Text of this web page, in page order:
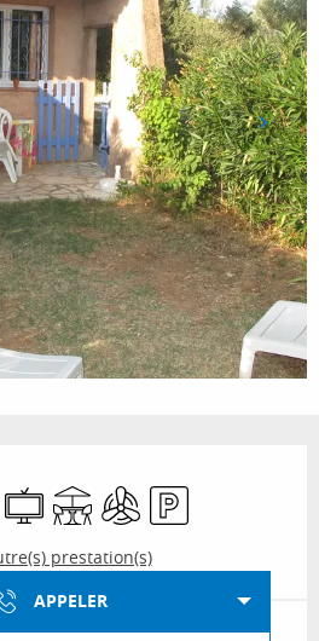
TélévisionTerrasseAir conditionné
Parking
prestation(s)
APPELER